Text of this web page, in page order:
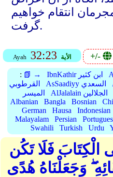
انتقام خواهیم
گرفت.
Ayah 32:23 الأية +/-
: 📗 → IbnKathir ابن كثير
القرطوبي
AsSaadiyy السعدي
الميسر
AlJalalain الجلالين
Albanian
Bangla Bosnian
German
Hausa Indonesian
Malayalam
Persian
Swahili
Turkish Urdu
الْكِتَابَ فَلَا تَكُن
وَجَعَلْنَاهُ هُدًى